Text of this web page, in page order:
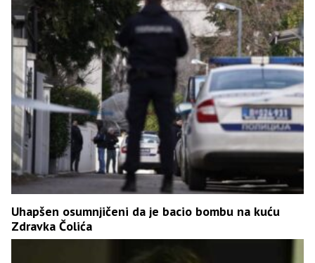
Uhapšen osumnjičeni da je bacio bombu na kuću
Zdravka Čolića